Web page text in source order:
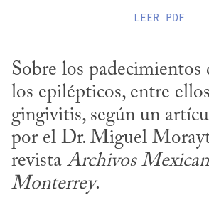
LEER PDF
Sobre los padecimientos
los epilépticos, entre
gingivitis, según un
por el Dr. Miguel
revista Archivos
Monterrey.